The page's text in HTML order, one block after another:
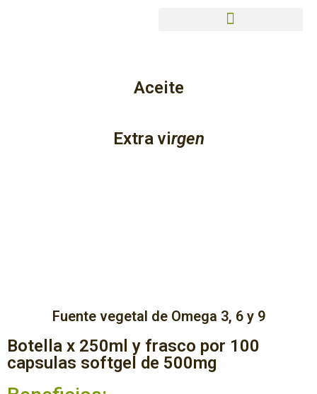
Aceite
Extra virgen
Fuente vegetal de Omega 3, 6 y 9
Botella x 250ml y frasco por 100
capsulas softgel de 500mg